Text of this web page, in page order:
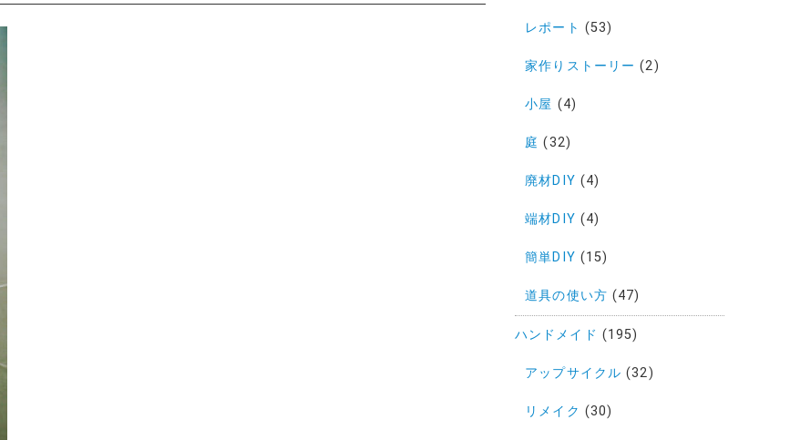
レポート (53)
家作りストーリー (2)
小屋 (4)
庭 (32)
廃材DIY (4)
端材DIY (4)
簡単DIY (15)
道具の使い方 (47)
ハンドメイド (195)
アップサイクル (32)
リメイク (30)